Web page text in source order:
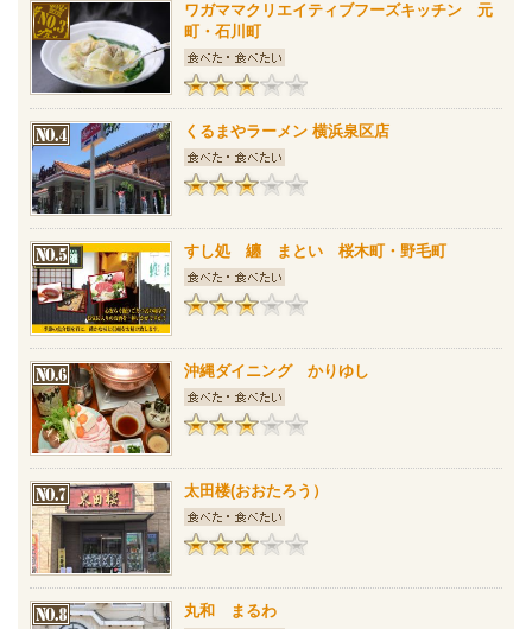
ワガママクリエイティブフーズキッチン 元
町・石川町
くるまやラーメン 横浜泉区店
すし処 纏 まとい 桜木町・野毛町
沖縄ダイニング かりゆし
太田楼(おおたろう）
丸和 まるわ